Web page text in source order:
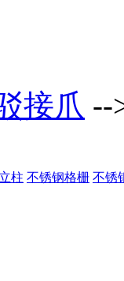
接爪 --
柱 不锈钢格栅 不锈